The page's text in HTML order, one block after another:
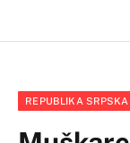
REPUBLIKA SRPSKA